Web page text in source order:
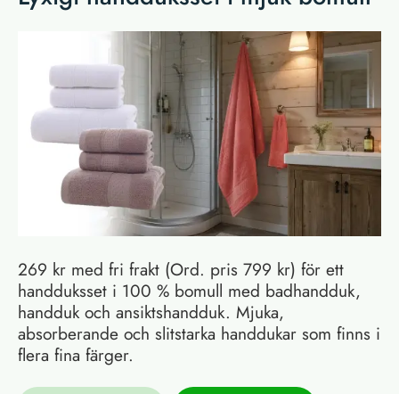
269 kr med fri frakt (Ord. pris 799 kr) för ett
handduksset i 100 % bomull med badhandduk,
handduk och ansiktshandduk. Mjuka,
absorberande och slitstarka handdukar som finns i
flera fina färger.